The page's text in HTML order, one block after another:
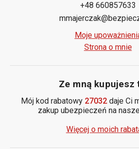
+48 660857633
Moje
Strona o mnie
Ze mną kupujesz
Mój kod rabatowy 27032daje Ci
zakup ubezpieczeń na
Więcej o moich